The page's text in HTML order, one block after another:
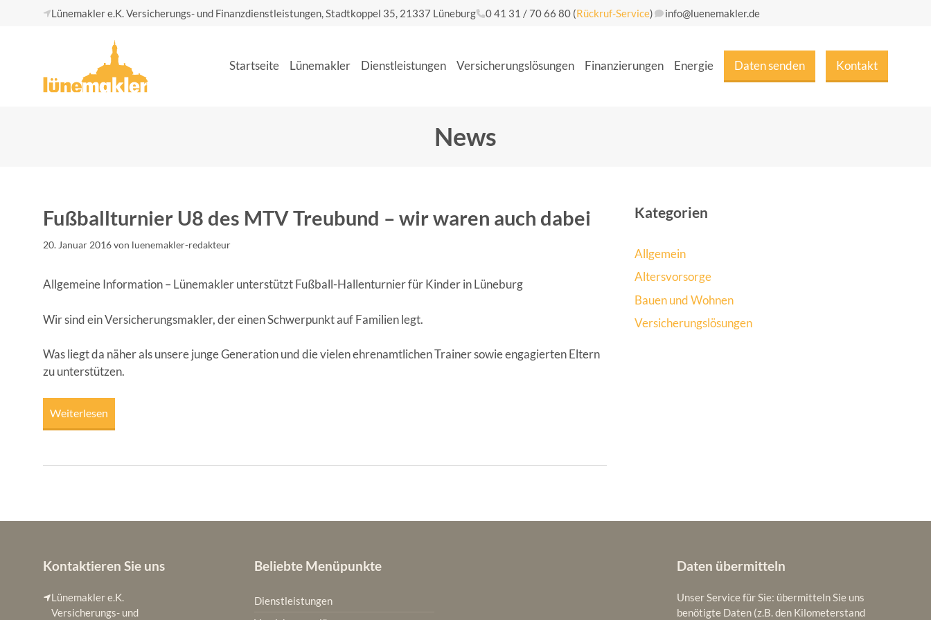
Lünemakler e.K. Versicherungs- und Finanzdienstleistungen, Stadtkoppel 35, 21337 Lüneburg 0 41 31 / 70 66 80 (Rückruf-Service) info@luenemakler.de
Start­sei­te Lüne­mak­ler Dienst­leis­tun­gen Ver­si­che­rungs­lö­sun­gen Finan­zie­run­gen Ener­gie Daten sen­den Kon­takt
News
Fuß­ball­tur­nier U8 des MTV Treu­bund – wir waren auch dabei
20. Januar 2016von luenemakler-redakteur
All­ge­mei­ne Infor­ma­ti­on – Lüne­mak­ler unter­stützt Fuß­ball-Hal­len­tur­nier für Kin­der in Lüne­burg
Wir sind ein Ver­si­che­rungs­mak­ler, der einen Schwer­punkt auf Fami­li­en legt.
Was liegt da näher als unse­re jun­ge Gene­ra­ti­on und die vie­len ehren­amt­li­chen Trai­ner sowie enga­gier­ten Eltern
zu unter­stüt­zen.
Wei­ter­le­sen
Kategorien
Allgemein
Altersvorsorge
Bauen und Wohnen
Versicherungslösungen
Kontaktieren Sie uns
Lünemakler e.K.
Versicherungs- und
Beliebte Menüpunkte
Dienstleistungen
Daten übermitteln
Unser Service für Sie: übermitteln Sie uns
benötigte Daten (z.B. den Kilometerstand